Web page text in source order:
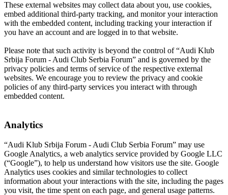
These external websites may collect data about you, use cookies,
embed additional third-party tracking, and monitor your interaction
with the embedded content, including tracking your interaction if
you have an account and are logged in to that website.
Please note that such activity is beyond the control of “Audi Klub
Srbija Forum - Audi Club Serbia Forum” and is governed by the
privacy policies and terms of service of the respective external
websites. We encourage you to review the privacy and cookie
policies of any third-party services you interact with through
embedded content.
Analytics
“Audi Klub Srbija Forum - Audi Club Serbia Forum” may use
Google Analytics, a web analytics service provided by Google LLC
(“Google”), to help us understand how visitors use the site. Google
Analytics uses cookies and similar technologies to collect
information about your interactions with the site, including the pages
you visit, the time spent on each page, and general usage patterns.